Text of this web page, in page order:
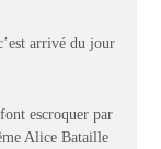
arrivé du jour
escroquer par
Alice Bataille